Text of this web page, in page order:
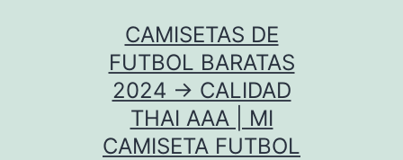
CAMISETAS DE
FUTBOL BARATAS
2024 → CALIDAD
THAI AAA | MI
CAMISETA FUTBOL